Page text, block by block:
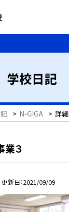
学校日記
> N-GIGA > 詳細
業３
更新日 2021/09/09